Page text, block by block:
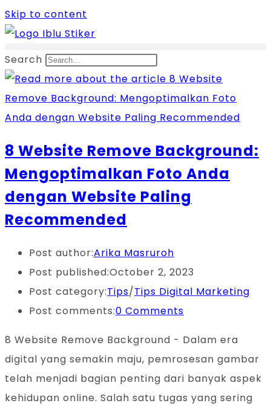
Skip to content
Search
8 Website Remove Background:
Mengoptimalkan Foto Anda
dengan Website Paling
Recommended
Post author:Arika Masruroh
Post published:October 2, 2023
Post category:Tips/Tips Digital Marketing
Post comments:0 Comments
8 Website Remove Background - Dalam era
digital yang semakin maju, pemrosesan gambar
telah menjadi bagian penting dari banyak aspek
kehidupan online. Salah satu tugas yang sering